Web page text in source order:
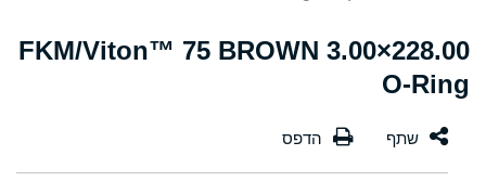
228.00×3.00 FKM/Viton™ 75 BROWN
O-Ring